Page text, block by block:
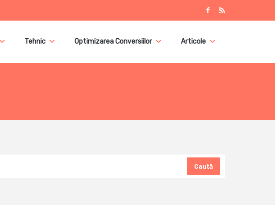
Tehnic Optimizarea Conversiilor Articole
Caută